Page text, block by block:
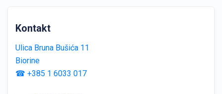
Kontakt
Ulica Bruna Bušića 11
Biorine
☎ +385 1 6033 017